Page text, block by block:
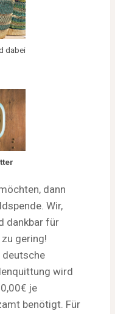
dabei
dann
Wir,
dankbar für
gering!
deutsche
wird
je
benötigt. Für